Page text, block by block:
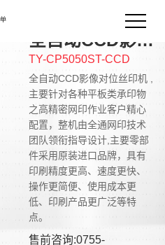
全自动CCD影像对位丝印机
TY-CP5050ST-CCD
全自动CCD影像对位丝印机 ,
主要针对各种平板类承印物
之高精密网印作业客户精心
配置，整机由全通网印技术
团队领衔指导设计,主要零部
件采用原装进口品牌，具有
印刷精度更高、速度更快、
操作更简便、使用成本更
低、印刷产品更广泛等特
点。
售前咨询:0755-